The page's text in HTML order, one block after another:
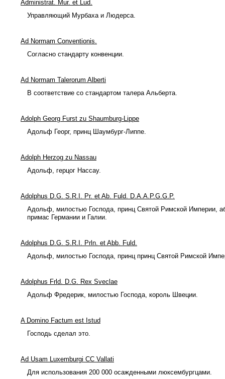
Administrat. Mur. et Lud.
Управляющий Мурбаха и Людерса.
Ad Normam Conventionis.
Согласно стандарту конвенции.
Ad Normam Talerorum Alberti
В соответствие со стандартом талера Альберта.
Adolph Georg Furst zu Shaumburg-Lippe
Адольф Георг, принц Шаумбург-Липпе.
Adolph Herzog zu Nassau
Адольф, герцог Нассау.
Adolphus D.G. S.R.I. Pr. et Ab. Fuld. D.A.A.P.G.G.P.
Адольф, милостью Господа, принц Святой Римской Империи,
примас Германии и Галии.
Adolphus D.G. S.R.I. Prln. et Abb. Fuld.
Адольф, милостью Господа, принц принц Святой Римской
Adolphus Frld. D.G. Rex Sveclae
Адольф Фредерик, милостью Господа, король Швеции.
A Domino Factum est Istud
Господь сделал это.
Ad Usam Luxemburgi CC Vallati
Для использования 200 000 осажденными люксембургцами.